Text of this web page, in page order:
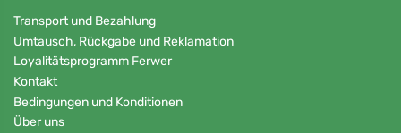
Transport und Bezahlung
Umtausch, Rückgabe und Reklamation
Loyalitätsprogramm Ferwer
Kontakt
Bedingungen und Konditionen
Über uns